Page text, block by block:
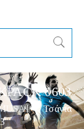
0603
›
Τσάντα